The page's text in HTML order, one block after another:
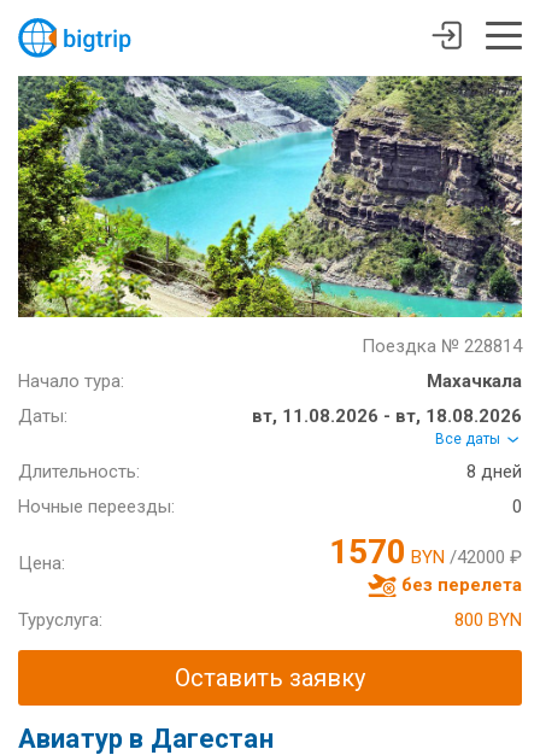
Поездка № 228814
Начало тура:
Махачкала
Даты:
вт, 11.08.2026 - вт, 18.08.2026
Все даты
Длительность:
8 дней
Ночные переезды:
0
Цена: 1570 BYN /42000 ₽
без перелета
Туруслуга:
800 BYN
Оставить заявку
Авиатур в Дагестан